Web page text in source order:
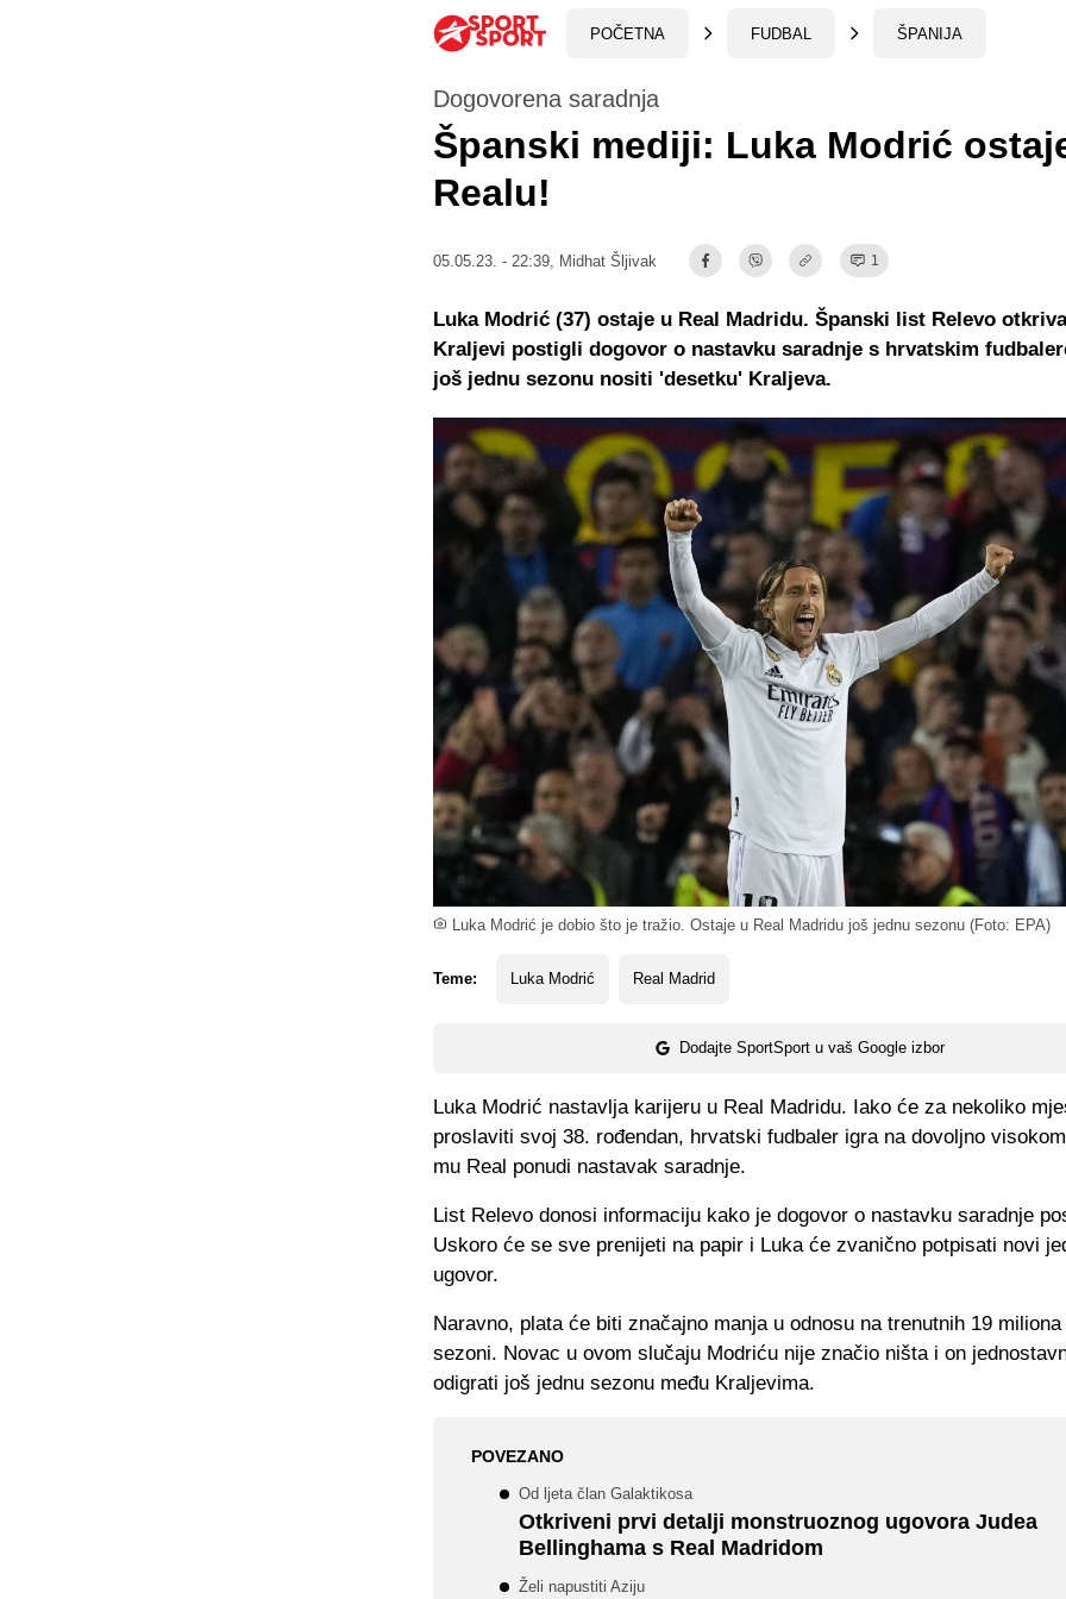
POČETNA FUDBAL ŠPANIJA
Luka Modrić je dobio što je tražio. Ostaje u Real Madridu još jednu sezonu (Foto: EPA)
Dogovorena saradnja
Španski mediji: Luka Modrić
Realu!
05.05.23. - 22:39, Midhat Šljivak 1
Teme: Luka Modrić Real Madrid
Dodajte SportSport u vaš Google izbor
Luka Modrić (37) ostaje u Real Madridu. Španski list Relevo
Kraljevi postigli dogovor o nastavku saradnje s hrvatskim
još jednu sezonu nositi 'desetku' Kraljeva.
Luka Modrić nastavlja karijeru u Real Madridu. Iako će za nekoliko
proslaviti svoj 38. rođendan, hrvatski fudbaler igra na dovoljno
mu Real ponudi nastavak saradnje.
List Relevo donosi informaciju kako je dogovor o nastavku saradnje
Uskoro će se sve prenijeti na papir i Luka će zvanično potpisati novi
ugovor.
Naravno, plata će biti značajno manja u odnosu na trenutnih 19 miliona
sezoni. Novac u ovom slučaju Modriću nije značio ništa i on
odigrati još jednu sezonu među Kraljevima.
POVEZANO
Od ljeta član Galaktikosa
Otkriveni prvi detalji monstruoznog ugovora Judea
Bellinghama s Real Madridom
Želi napustiti Aziju